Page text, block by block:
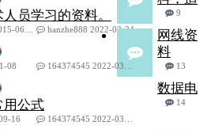
员学习的资料。
9
06-26
hanzhe888 2022-03-24
网线资
料
13
08 164374545 2022-03-06
数据电
用公式
14
16
164374545 2022-03-06